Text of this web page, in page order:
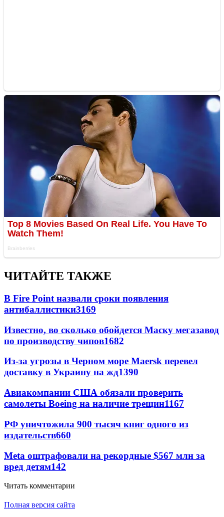
ЧИТАЙТЕ ТАКЖЕ
В Fire Point назвали сроки появления
антибаллистики3169
Известно, во сколько обойдется Маску мегазавод
по производству чипов1682
Из-за угрозы в Черном море Maersk перевел
доставку в Украину на жд1390
Авиакомпании США обязали проверить
самолеты Boeing на наличие трещин1167
РФ уничтожила 900 тысяч книг одного из
издательств660
Meta оштрафовали на рекордные $567 млн за
вред детям142
Читать комментарии
Полная версия сайта